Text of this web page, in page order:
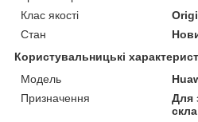
Клас якості
Стан
Користувальницькі
Мoдель
Призначення
Для